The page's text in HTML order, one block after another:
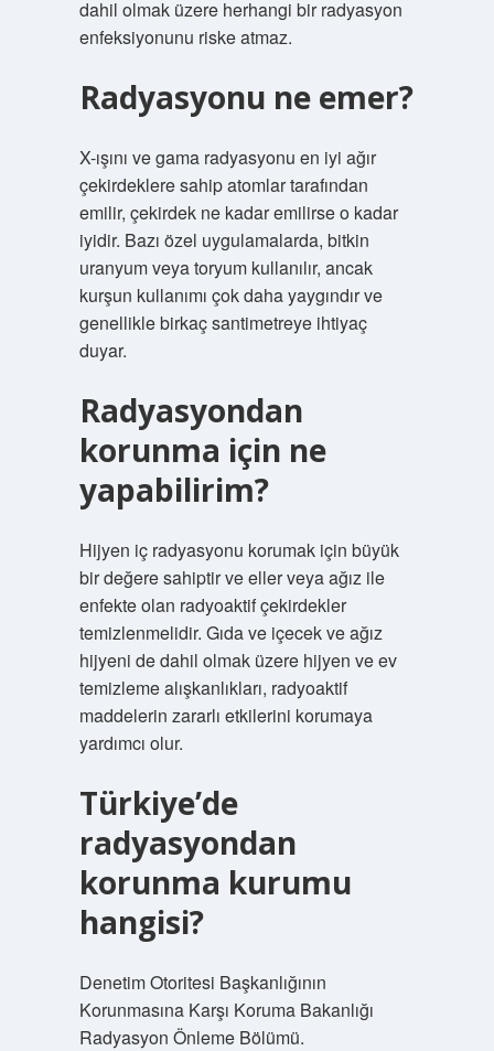
dahil olmak üzere herhangi bir radyasyon
enfeksiyonunu riske atmaz.
Radyasyonu ne emer?
X-ışını ve gama radyasyonu en iyi ağır
çekirdeklere sahip atomlar tarafından
emilir, çekirdek ne kadar emilirse o kadar
iyidir. Bazı özel uygulamalarda, bitkin
uranyum veya toryum kullanılır, ancak
kurşun kullanımı çok daha yaygındır ve
genellikle birkaç santimetreye ihtiyaç
duyar.
Radyasyondan
korunma için ne
yapabilirim?
Hijyen iç radyasyonu korumak için büyük
bir değere sahiptir ve eller veya ağız ile
enfekte olan radyoaktif çekirdekler
temizlenmelidir. Gıda ve içecek ve ağız
hijyeni de dahil olmak üzere hijyen ve ev
temizleme alışkanlıkları, radyoaktif
maddelerin zararlı etkilerini korumaya
yardımcı olur.
Türkiye’de
radyasyondan
korunma kurumu
hangisi?
Denetim Otoritesi Başkanlığının
Korunmasına Karşı Koruma Bakanlığı
Radyasyon Önleme Bölümü.